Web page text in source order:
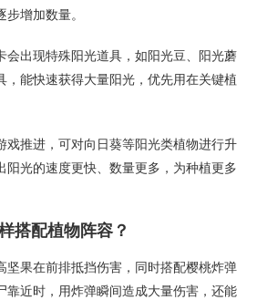
增加数量。
会出现特殊阳光道具，如阳光豆、阳光蘑
，能快速获得大量阳光，优先用在关键植
戏推进，可对向日葵等阳光类植物进行升
阳光的速度更快、数量更多，为种植更多
搭配植物阵容？
坚果在前排抵挡伤害，同时搭配樱桃炸弹
靠近时，用炸弹瞬间造成大量伤害，还能